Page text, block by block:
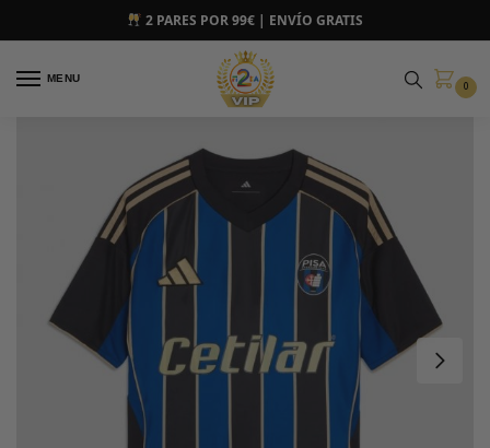
2 PARES POR 99€ | ENVÍO GRATIS
MENU
0